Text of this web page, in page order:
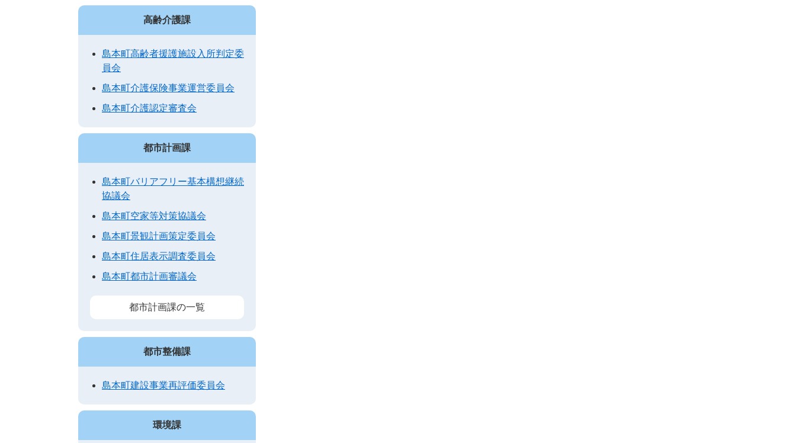
高齢介護課
島本町高齢者援護施設入所判定委
員会
島本町介護保険事業運営委員会
島本町介護認定審査会
都市計画課
島本町バリアフリー基本構想継続
協議会
島本町空家等対策協議会
島本町景観計画策定委員会
島本町住居表示調査委員会
島本町都市計画審議会
都市計画課の一覧
都市整備課
島本町建設事業再評価委員会
環境課